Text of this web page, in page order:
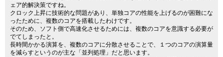
ェア的解決策ですね。
クロック上昇に技術的な問題があり、単独コアの性能を上げるのが困難にな
ったために、複数のコアを搭載したわけです。
そのため、ソフト側で高速化させるためには、複数のコアを意識する必要が
でてしまったと。
長時間かかる演算を、複数のコアに分散させることで、１つのコアの演算量
を減らすというのが主な「並列処理」だと思います。